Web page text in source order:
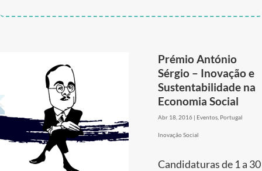
Prémio António
Sérgio – Inovação e
Sustentabilidade na
Economia Social
Abr 18, 2016 | Eventos Portugal
Inovação Social
Candidaturas de 1 a 30